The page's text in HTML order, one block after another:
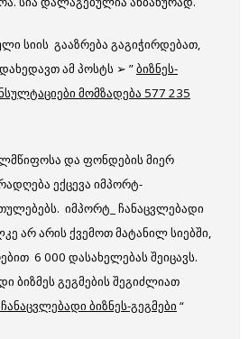
სიის გააზრება გაგიჭირდებათ,
ამ პოსტს ➢ ”ბიზნეს-
მომზადება 577 235
და ფონდების მიერ
ექცევა იმპორტ-
იმპორტ_ ჩანაცვლებადი
არ არის ქვემოთ მატანილ სიებში,
6 000 დასახელებას შეიცავს.
ბიზმეს გეგმების შეგიძლიათ
ბიზნეს-გეგმები “